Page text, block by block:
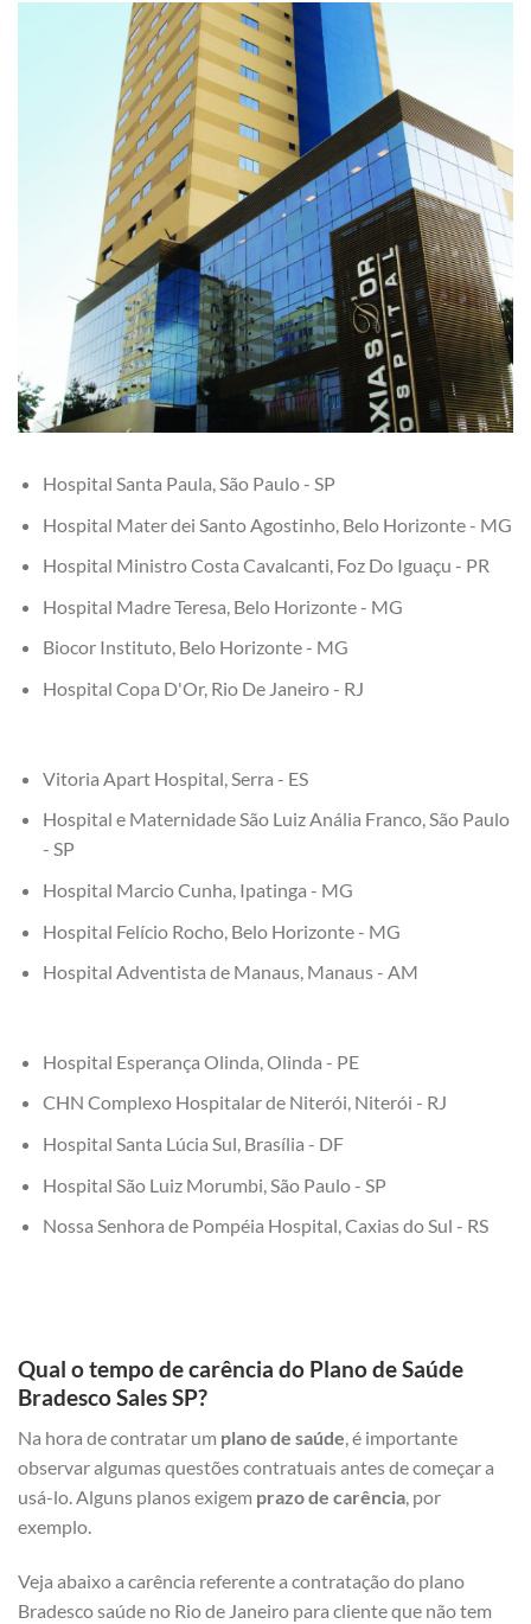
Hospital Santa Paula, São Paulo - SP
Hospital Mater dei Santo Agostinho, Belo Horizonte - MG
Hospital Ministro Costa Cavalcanti, Foz Do Iguaçu - PR
Hospital Madre Teresa, Belo Horizonte - MG
Biocor Instituto, Belo Horizonte - MG
Hospital Copa D'Or, Rio De Janeiro - RJ
Vitoria Apart Hospital, Serra - ES
Hospital e Maternidade São Luiz Anália Franco, São Paulo
- SP
Hospital Marcio Cunha, Ipatinga - MG
Hospital Felício Rocho, Belo Horizonte - MG
Hospital Adventista de Manaus, Manaus - AM
Hospital Esperança Olinda, Olinda - PE
CHN Complexo Hospitalar de Niterói, Niterói - RJ
Hospital Santa Lúcia Sul, Brasília - DF
Hospital São Luiz Morumbi, São Paulo - SP
Nossa Senhora de Pompéia Hospital, Caxias do Sul - RS
Qual o tempo de carência do Plano de Saúde
Bradesco Sales SP?
Na hora de contratar um plano de saúde, é importante
observar algumas questões contratuais antes de começar a
usá-lo. Alguns planos exigem prazo de carência, por
exemplo.
Veja abaixo a carência referente a contratação do plano
Bradesco saúde no Rio de Janeiro para cliente que não tem